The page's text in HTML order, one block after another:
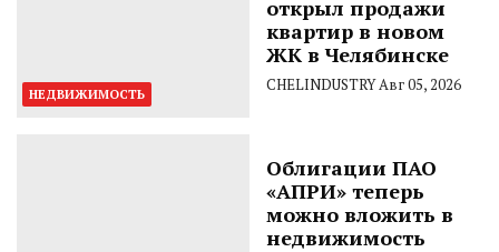
НЕДВИЖИМОСТЬ
открыл продажи
квартир в новом
ЖК в Челябинске
CHELINDUSTRYАвг 05, 2026
Облигации ПАО
«АПРИ» теперь
можно вложить в
недвижимость